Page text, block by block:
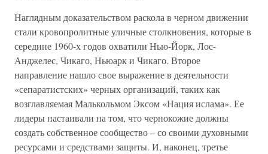
Наглядным доказательством раскола в черном движении
стали кровопролитные уличные столкновения, которые в
середине 1960-х годов охватили Нью-Йорк, Лос-
Анджелес, Чикаго, Ньюарк и Чикаго. Второе
направление нашло свое выражение в деятельности
«сепаратистских» черных организаций, таких как
возглавляемая Малькольмом Эксом «Нация ислама». Ее
лидеры настаивали на том, что чернокожие должны
создать собственное сообщество – со своими духовными
ресурсами и средствами защиты. И, наконец, третье